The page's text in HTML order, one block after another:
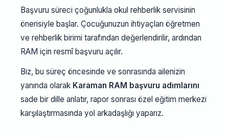
Başvuru süreci çoğunlukla okul rehberlik servisinin
önerisiyle başlar. Çocuğunuzun ihtiyaçları öğretmen
ve rehberlik birimi tarafından değerlendirilir, ardından
RAM için resmî başvuru açılır.
Biz, bu süreç öncesinde ve sonrasında ailenizin
yanında olarak Karaman RAM başvuru adımlarını
sade bir dille anlatır, rapor sonrası özel eğitim merkezi
karşılaştırmasında yol arkadaşlığı yaparız.